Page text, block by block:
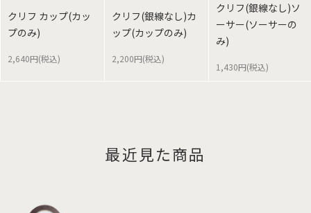
クリフ カップ(カッ
プのみ)
2,640円(税込)
クリフ(銀線なし)カ
ップ(カップのみ)
2,200円(税込)
クリフ(銀線なし)ソ
ーサー(ソーサーの
み)
1,430円(税込)
最近見た商品